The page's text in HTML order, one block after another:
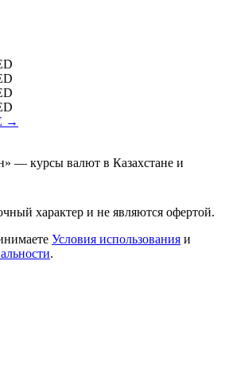
→
— курсы валют в Казахстане и
характер и не являются офертой.
Условия использования и
.